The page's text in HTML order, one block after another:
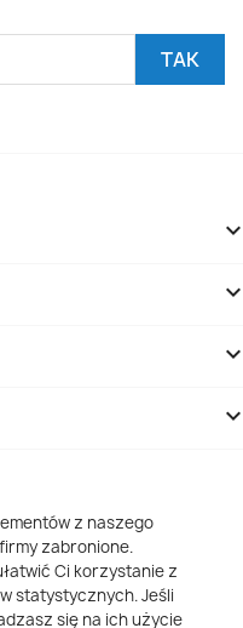
z naszego
zabronione.
Ci korzystanie z
statystycznych. Jeśli
się na ich użycie